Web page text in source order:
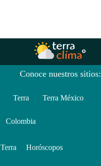
Conoce nuestros sitios:
Terra
Colombia
Terra México
Terra Horóscopos